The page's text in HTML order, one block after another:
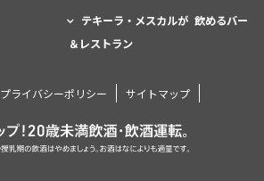
テキーラ・メスカルが 飲めるバー
＆レストラン
プライバシーポリシー サイトマップ